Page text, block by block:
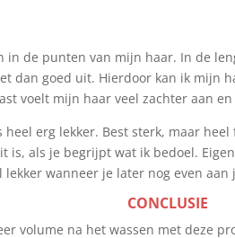
in de punten van mijn haar. In de
dan goed uit. Hierdoor kan ik mijn
voelt mijn haar veel zachter aan
erg lekker. Best sterk, maar
is, als je begrijpt wat ik bedoel.
wanneer je later nog even aan
CONCLUSIE
volume na het wassen met deze